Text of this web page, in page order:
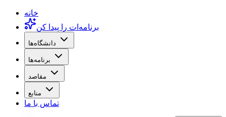
خانه
برنامه‌ات را پیدا کن
دانشگاه‌ها
برنامه‌ها
مقاصد
منابع
تماس با ما